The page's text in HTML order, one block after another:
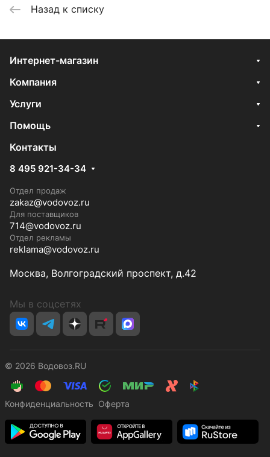
Назад к списку
Интернет-магазин
Компания
Услуги
Помощь
Контакты
8 495 921-34-34
Отдел продаж
zakaz@vodovoz.ru
Для поставщиков
714@vodovoz.ru
Отдел рекламы
reklama@vodovoz.ru
Москва, Волгоградский проспект, д.42
Мы в соцсетях
© 2026 Водовоз.RU
Конфиденциальность Оферта